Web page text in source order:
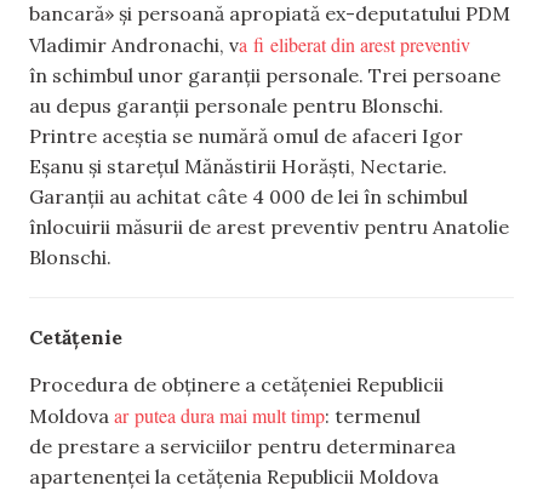
bancară» și persoană apropiată ex-deputatului PDM
Vladimir Andronachi, va fi eliberat din arest preventiv
în schimbul unor garanții personale. Trei persoane
au depus garanții personale pentru Blonschi.
Printre aceștia se numără omul de afaceri Igor
Eșanu și starețul Mănăstirii Horăști, Nectarie.
Garanții au achitat câte 4 000 de lei în schimbul
înlocuirii măsurii de arest preventiv pentru Anatolie
Blonschi.
Cetățenie
Procedura de obținere a cetățeniei Republicii
Moldova ar putea dura mai mult timp: termenul
de prestare a serviciilor pentru determinarea
apartenenței la cetățenia Republicii Moldova